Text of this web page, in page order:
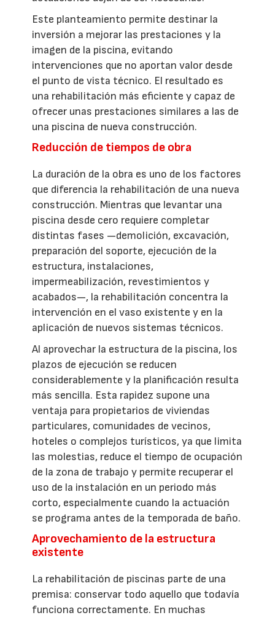
Este planteamiento permite destinar la
inversión a mejorar las prestaciones y la
imagen de la piscina, evitando
intervenciones que no aportan valor desde
el punto de vista técnico. El resultado es
una rehabilitación más eficiente y capaz de
ofrecer unas prestaciones similares a las de
una piscina de nueva construcción.
Reducción de tiempos de obra
La duración de la obra es uno de los factores
que diferencia la rehabilitación de una nueva
construcción. Mientras que levantar una
piscina desde cero requiere completar
distintas fases —demolición, excavación,
preparación del soporte, ejecución de la
estructura, instalaciones,
impermeabilización, revestimientos y
acabados—, la rehabilitación concentra la
intervención en el vaso existente y en la
aplicación de nuevos sistemas técnicos.
Al aprovechar la estructura de la piscina, los
plazos de ejecución se reducen
considerablemente y la planificación resulta
más sencilla. Esta rapidez supone una
ventaja para propietarios de viviendas
particulares, comunidades de vecinos,
hoteles o complejos turísticos, ya que limita
las molestias, reduce el tiempo de ocupación
de la zona de trabajo y permite recuperar el
uso de la instalación en un periodo más
corto, especialmente cuando la actuación
se programa antes de la temporada de baño.
Aprovechamiento de la estructura
existente
La rehabilitación de piscinas parte de una
premisa: conservar todo aquello que todavía
funciona correctamente. En muchas